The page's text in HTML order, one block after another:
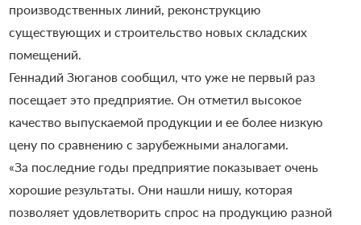
производственных линий, реконструкцию
существующих и строительство новых складских
помещений.
Геннадий Зюганов сообщил, что уже не первый раз
посещает это предприятие. Он отметил высокое
качество выпускаемой продукции и ее более низкую
цену по сравнению с зарубежными аналогами.
«За последние годы предприятие показывает очень
хорошие результаты. Они нашли нишу, которая
позволяет удовлетворить спрос на продукцию разной